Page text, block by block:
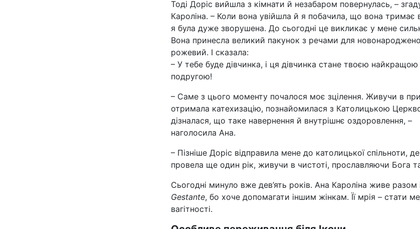
Тоді Доріс вийшла з кімнати й незабаром повернулась, –
Кароліна. – Коли вона увійшла й я побачила, що вона тримає
я була дуже зворушена. До сьогодні це викликає у мене
Вона принесла великий пакунок з речами для
рожевий. І сказала:
– У тебе буде дівчинка, і ця дівчинка стане твоєю найкращою
подругою!
– Саме з цього моменту почалося моє зцілення. Живучи в
отримала катехизацію, познайомилася з Католицькою
дізналася, що таке навернення й внутрішнє оздоровлення, –
наголосила Ана.
– Пізніше Доріс відправила мене до католицької спільноти,
провела ще один рік, живучи в чистоті, прославляючи Бога
Сьогодні минуло вже дев’ять років. Ана Кароліна живе
Gestante, бо хоче допомагати іншим жінкам. Її мрія – стати
вагітності.